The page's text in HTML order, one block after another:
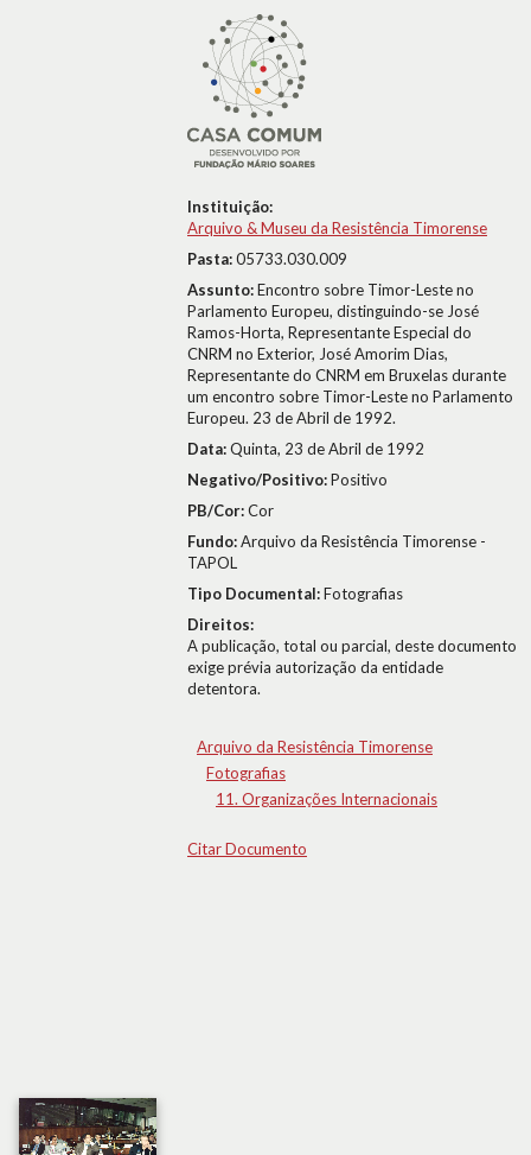
Instituição:
Arquivo & Museu da Resistência Timorense
Pasta:05733.030.009
Assunto:Encontro sobre Timor-Leste no
Parlamento Europeu, distinguindo-se José
Ramos-Horta, Representante Especial do
CNRM no Exterior, José Amorim Dias,
Representante do CNRM em Bruxelas durante
um encontro sobre Timor-Leste no Parlamento
Europeu. 23 de Abril de 1992.
Data:Quinta, 23 de Abril de 1992
Negativo/Positivo:Positivo
PB/Cor:Cor
Fundo:Arquivo da Resistência Timorense -
TAPOL
Tipo Documental:Fotografias
Direitos:
A publicação, total ou parcial, deste documento
exige prévia autorização da entidade
detentora.
Arquivo da Resistência Timorense
Fotografias
11. Organizações Internacionais
Citar Documento